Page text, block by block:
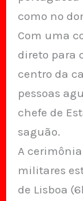
como no
Com uma
direto para
centro da
pessoas
chefe de
saguão.
A
militares
de Lisboa